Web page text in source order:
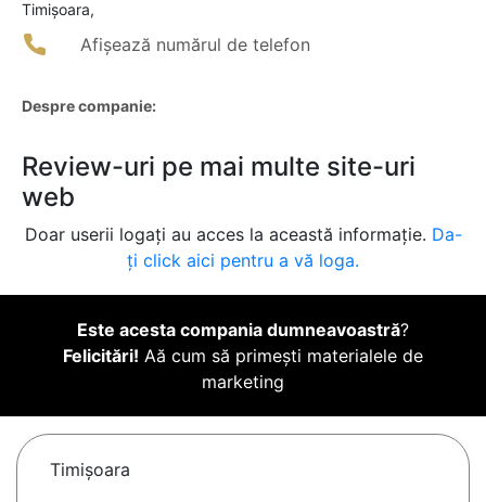
Timişoara,
Afișează numărul de telefon
Despre companie:
Review-uri pe mai multe site-uri
web
Doar userii logați au acces la această informație. Da-
ți click aici pentru a vă loga.
Este acesta compania dumneavoastră?
Felicitări! Aă cum să primești materialele de
marketing
Timişoara